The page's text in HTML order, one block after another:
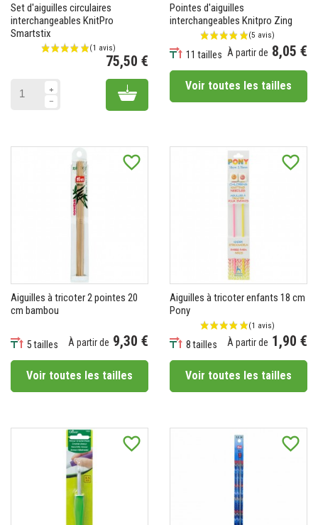
Set d'aiguilles circulaires
interchangeables KnitPro
Smartstix
75,50 €
Add to cart
Pointes d'aiguilles
interchangeables Knitpro Zing
11 tailles À partir de 8,05 €
Voir toutes les tailles
favorite_border
Aiguilles à tricoter 2 pointes 20
cm bambou
5 tailles À partir de 9,30 €
Voir toutes les tailles
favorite_border
Aiguilles à tricoter enfants 18 cm
Pony
8 tailles À partir de 1,90 €
Voir toutes les tailles
favorite_border favorite_border